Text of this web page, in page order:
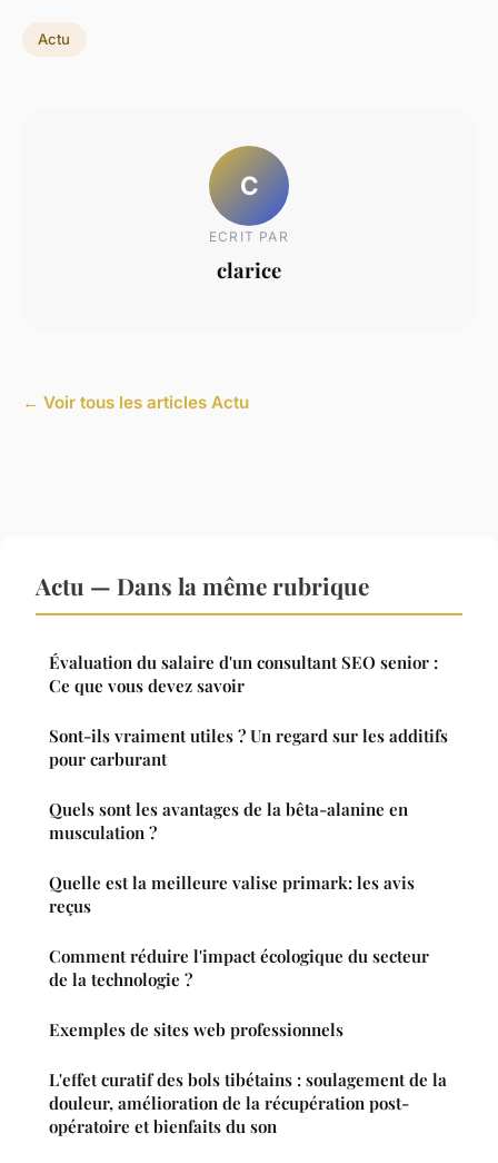
Actu
C
ECRIT PAR
clarice
← Voir tous les articles Actu
Actu — Dans la même rubrique
Évaluation du salaire d'un consultant SEO senior :
Ce que vous devez savoir
Sont-ils vraiment utiles ? Un regard sur les additifs
pour carburant
Quels sont les avantages de la bêta-alanine en
musculation ?
Quelle est la meilleure valise primark: les avis
reçus
Comment réduire l'impact écologique du secteur
de la technologie ?
Exemples de sites web professionnels
L'effet curatif des bols tibétains : soulagement de la
douleur, amélioration de la récupération post-
opératoire et bienfaits du son